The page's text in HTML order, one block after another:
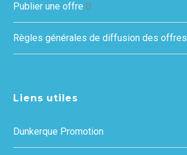
Publier une offre 0
Règles générales de diffusion des offres
Liens utiles
Dunkerque Promotion